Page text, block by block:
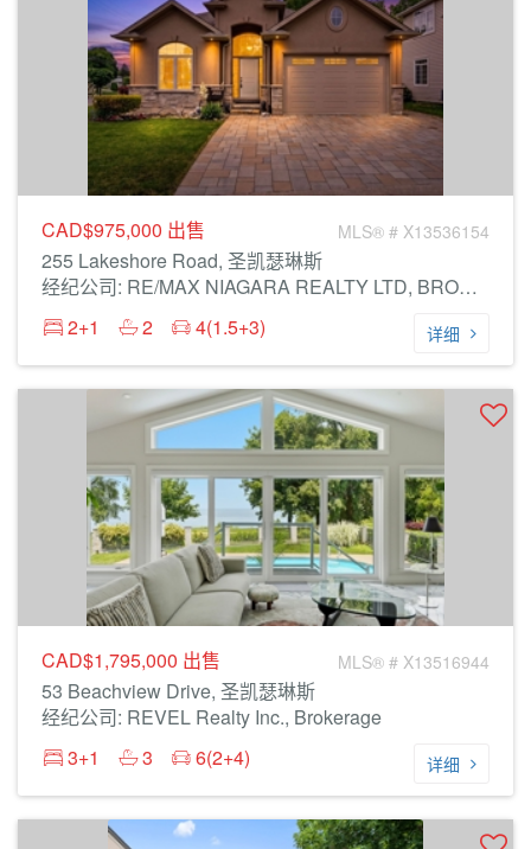
CAD$975,000 出售 MLS® # X13536154
255 Lakeshore Road, 圣凯瑟琳斯
经纪公司: RE/MAX NIAGARA REALTY LTD, BROKERAGE
2+1
2 4(1.5+3) 详细
CAD$1,795,000 出售 MLS® # X13516944
53 Beachview Drive, 圣凯瑟琳斯
经纪公司: REVEL Realty Inc., Brokerage
3+1
3 6(2+4) 详细